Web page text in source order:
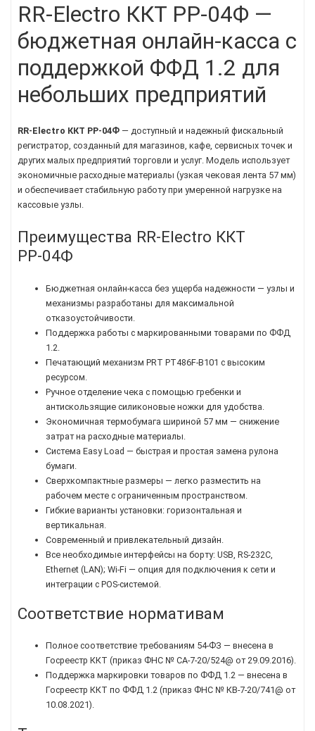
RR-Electro ККТ РР-04Ф —
бюджетная онлайн-касса с
поддержкой ФФД 1.2 для
небольших предприятий
RR-Electro ККТ РР-04Ф — доступный и надежный фискальный
регистратор, созданный для магазинов, кафе, сервисных точек и
других малых предприятий торговли и услуг. Модель использует
экономичные расходные материалы (узкая чековая лента 57 мм)
и обеспечивает стабильную работу при умеренной нагрузке на
кассовые узлы.
Преимущества RR-Electro ККТ
РР-04Ф
Бюджетная онлайн-касса без ущерба надежности — узлы и
механизмы разработаны для максимальной
отказоустойчивости.
Поддержка работы с маркированными товарами по ФФД
1.2.
Печатающий механизм PRT PT486F-B101 с высоким
ресурсом.
Ручное отделение чека с помощью гребенки и
антискользящие силиконовые ножки для удобства.
Экономичная термобумага шириной 57 мм — снижение
затрат на расходные материалы.
Система Easy Load — быстрая и простая замена рулона
бумаги.
Сверхкомпактные размеры — легко разместить на
рабочем месте с ограниченным пространством.
Гибкие варианты установки: горизонтальная и
вертикальная.
Современный и привлекательный дизайн.
Все необходимые интерфейсы на борту: USB, RS-232C,
Ethernet (LAN); Wi-Fi — опция для подключения к сети и
интеграции с POS-системой.
Соответствие нормативам
Полное соответствие требованиям 54-ФЗ — внесена в
Госреестр ККТ (приказ ФНС № СА-7-20/524@ от 29.09.2016).
Поддержка маркировки товаров по ФФД 1.2 — внесена в
Госреестр ККТ по ФФД 1.2 (приказ ФНС № КВ-7-20/741@ от
10.08.2021).